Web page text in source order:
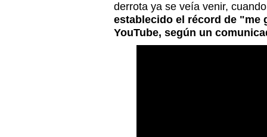
derrota ya se veía venir,
establecido el récord de "me
YouTube, según un